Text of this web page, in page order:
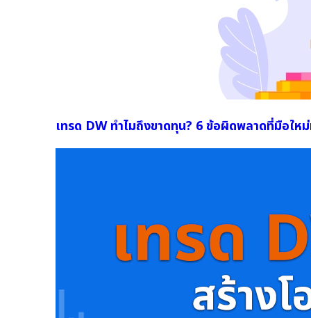
เทรด DW ทำไมถึงขาดทุน? 6 ข้อผิดพลาดที่มือให